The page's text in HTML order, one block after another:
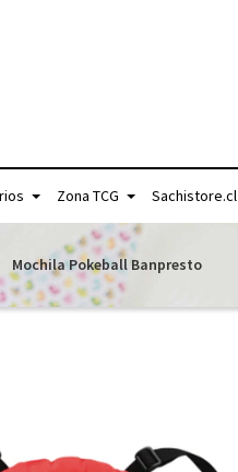
Zona TCG Sachistore.cl
Mochila Pokeball Banpresto